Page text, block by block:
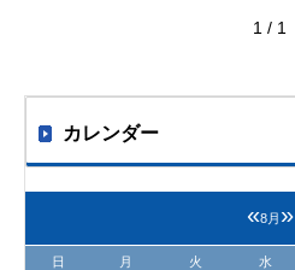
1 / 1
カレンダー
«8月 »
日 月 火 水